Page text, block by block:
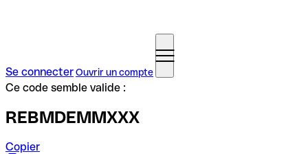
Se connecterOuvrir un compte
Ce code semble valide :
REBMDEMMXXX
Copier